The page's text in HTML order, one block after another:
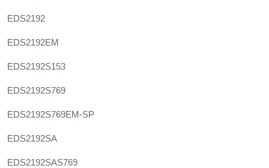
EDS2192
EDS2192EM
EDS2192S153
EDS2192S769
EDS2192S769EM-SP
EDS2192SA
EDS2192SAS769